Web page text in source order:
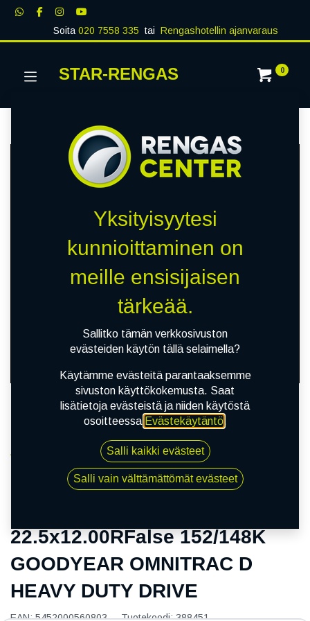
Soita020 7558 335 tai Rengashotellin ajanvaraus
STAR-RENGAS 0
22.5x12.00RFalse 152/148K GOODYEAR OMNITRAC
D HEAVY DUTY DRIVE
22.5x12.00RFalse 152/148K
GOODYEAR OMNITRAC D
HEAVY DUTY DRIVE
EAN:5452000560803 Tuotekoodi:388451
Yksityisyytesi
kunnioittaminen on
meille ensisijaisen
tärkeää.
Sallitko tämän verkkosivuston
evästeiden käytön tällä selaimella?
Käytämme evästeitä parantaaksemme
sivuston käyttökokemusta. Saat
lisätietoja evästeistä ja niiden käytöstä
osoitteessa Evästekäytäntö.
Salli kaikki evästeet
Salli vain välttämättömät evästeet